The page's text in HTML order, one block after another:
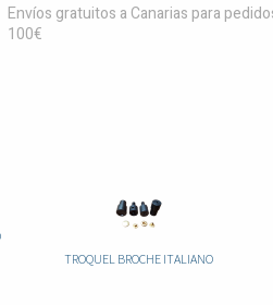
Envíos gratuitos a Canarias para
100€
TROQUEL BROCHE ITALIANO